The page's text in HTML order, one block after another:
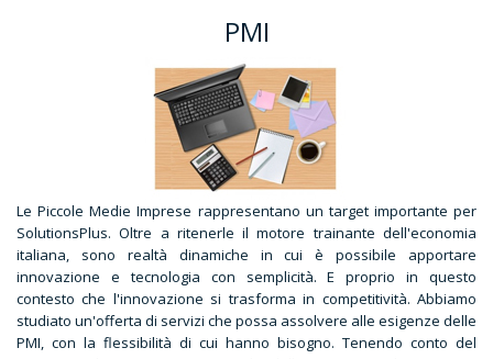
PMI
Le Piccole Medie Imprese rappresentano un target importante per
SolutionsPlus. Oltre a ritenerle il motore trainante dell'economia
italiana, sono realtà dinamiche in cui è possibile apportare
innovazione e tecnologia con semplicità. E proprio in questo
contesto che l'innovazione si trasforma in competitività. Abbiamo
studiato un'offerta di servizi che possa assolvere alle esigenze delle
PMI, con la flessibilità di cui hanno bisogno. Tenendo conto del